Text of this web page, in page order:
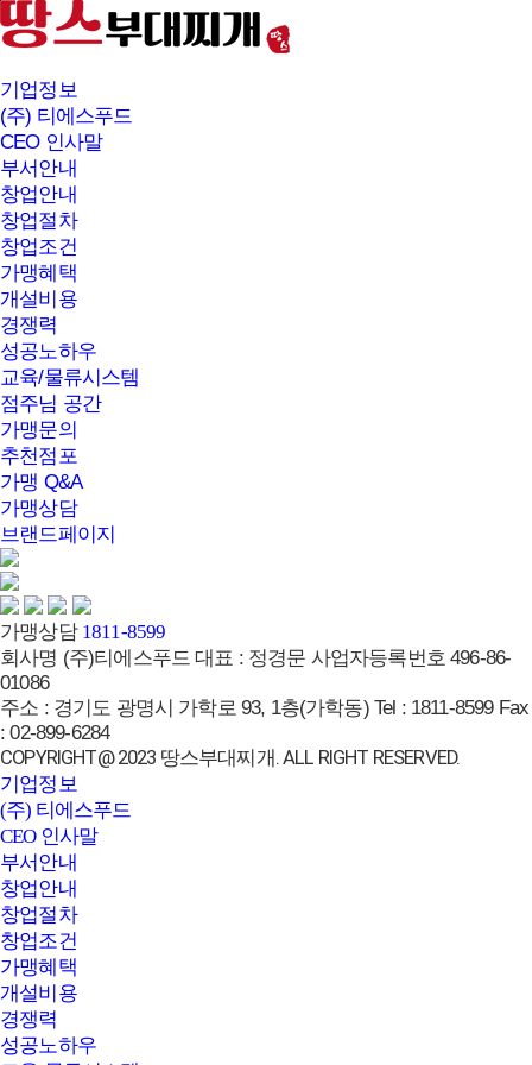
본문바로가기
기업정보
(주) 티에스푸드
CEO 인사말
부서안내
창업안내
창업절차
창업조건
가맹혜택
개설비용
경쟁력
성공노하우
교육/물류시스템
점주님 공간
가맹문의
추천점포
가맹 Q&A
가맹상담
브랜드페이지
가맹상담 1811-8599
회사명 (주)티에스푸드 대표 : 정경문 사업자등록번호 496-86-
01086
주소 : 경기도 광명시 가학로 93, 1층(가학동) Tel : 1811-8599 Fax
:02-899-6284
COPYRIGHT@ 2023 땅스부대찌개. ALL RIGHT RESERVED.
기업정보
(주) 티에스푸드
CEO 인사말
부서안내
창업안내
창업절차
창업조건
가맹혜택
개설비용
경쟁력
성공노하우